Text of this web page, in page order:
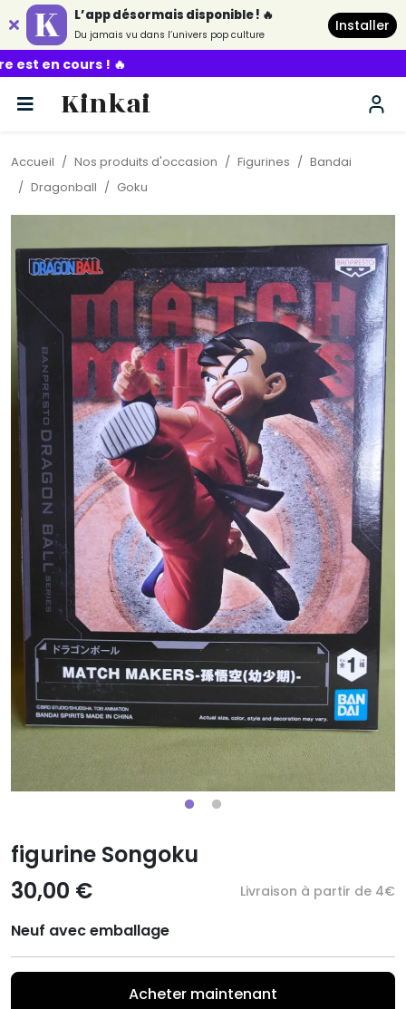
L’app désormais disponible ! 🔥
Du jamais vu dans l’univers pop culture
Installer
Kinkai
Accueil Nos produits d'occasion Figurines
Bandai
Dragonball
Goku
figurine Songoku
30,00 €
Livraison à partir de 4€
Neuf avec emballage
Acheter maintenant